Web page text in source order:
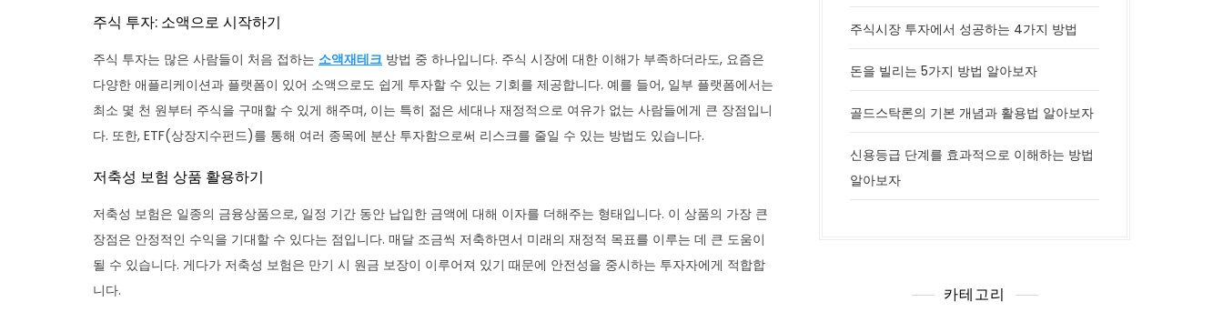
주식 투자: 소액으로 시작하기
주식 투자는 많은 사람들이 처음 접하는 소액재테크 방법 중 하나입니다. 주식 시장에 대한 이해가 부족하더라도, 요즘은
다양한 애플리케이션과 플랫폼이 있어 소액으로도 쉽게 투자할 수 있는 기회를 제공합니다. 예를 들어, 일부 플랫폼에서는
최소 몇 천 원부터 주식을 구매할 수 있게 해주며, 이는 특히 젊은 세대나 재정적으로 여유가 없는 사람들에게 큰 장점입니
다. 또한, ETF(상장지수펀드)를 통해 여러 종목에 분산 투자함으로써 리스크를 줄일 수 있는 방법도 있습니다.
저축성 보험 상품 활용하기
저축성 보험은 일종의 금융상품으로, 일정 기간 동안 납입한 금액에 대해 이자를 더해주는 형태입니다. 이 상품의 가장 큰
장점은 안정적인 수익을 기대할 수 있다는 점입니다. 매달 조금씩 저축하면서 미래의 재정적 목표를 이루는 데 큰 도움이
될 수 있습니다. 게다가 저축성 보험은 만기 시 원금 보장이 이루어져 있기 때문에 안전성을 중시하는 투자자에게 적합합
니다.
주식시장 투자에서 성공하는 4가지 방법
돈을 빌리는 5가지 방법 알아보자
골드스탁론의 기본 개념과 활용법 알아보자
신용등급 단계를 효과적으로 이해하는 방법
알아보자
카테고리